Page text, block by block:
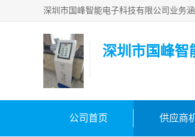
深圳市国峰智
公司首页 供应商